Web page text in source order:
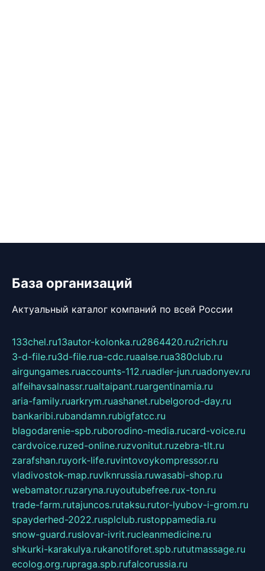
База организаций
Актуальный каталог компаний по всей России
133chel.ru13autor-kolonka.ru2864420.ru2rich.ru
3-d-file.ru3d-file.rua-cdc.ruaalse.rua380club.ru
airgungames.ruaccounts-112.ruadler-jun.ruadonyev.ru
alfeihavsalnassr.rualtaipant.ruargentinamia.ru
aria-family.ruarkrym.ruashanet.rubelgorod-day.ru
bankaribi.rubandamn.rubigfatcc.ru
blagodarenie-spb.ruborodino-media.rucard-voice.ru
cardvoice.ruzed-online.ruzvonitut.ruzebra-tlt.ru
zarafshan.ruyork-life.ruvintovoykompressor.ru
vladivostok-map.ruvlknrussia.ruwasabi-shop.ru
webamator.ruzaryna.ruyoutubefree.rux-ton.ru
trade-farm.rutajuncos.rutaksu.rutor-lyubov-i-grom.ru
spayderhed-2022.rusplclub.rustoppamedia.ru
snow-guard.ruslovar-ivrit.rucleanmedicine.ru
shkurki-karakulya.rukanotiforet.spb.rututmassage.ru
ecolog.org.rupraga.spb.rufalcorussia.ru